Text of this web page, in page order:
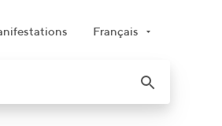
Français